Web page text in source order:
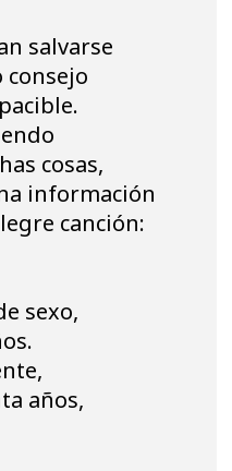
salvarse
cosas,
información
canción:
sexo,
años,